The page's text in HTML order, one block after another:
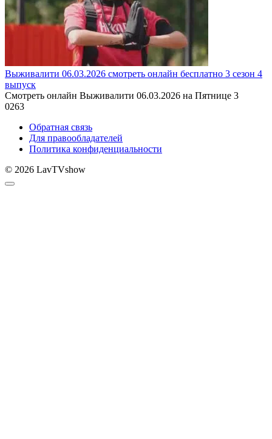
Выживалити 06.03.2026 смотреть онлайн бесплатно 3 сезон 4
выпуск
Смотреть онлайн Выживалити 06.03.2026 на Пятнице 3
0263
Обратная связь
Для правообладателей
Политика конфиденциальности
© 2026 LavTVshow